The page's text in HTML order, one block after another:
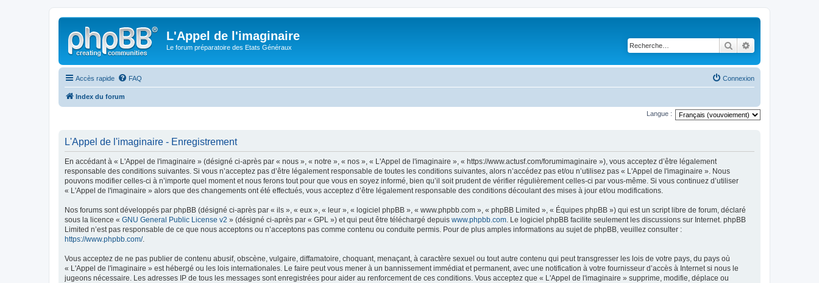
L'Appel de l'imaginaire
Le forum préparatoire des Etats Généraux Rechercher
Accès rapide FAQ Connexion
Index du forum
Langue :
L'Appel de l'imaginaire - Enregistrement
En accédant à « L'Appel de l'imaginaire » (désigné ci-après par « nous », « notre », « nos », « L'Appel de l'imaginaire », « https://www.actusf.com/forumimaginaire »), vous acceptez d’être légalement
responsable des conditions suivantes. Si vous n’acceptez pas d’être légalement responsable de toutes les conditions suivantes, alors n’accédez pas et/ou n’utilisez pas « L'Appel de l'imaginaire ». Nous
pouvons modifier celles-ci à n’importe quel moment et nous ferons tout pour que vous en soyez informé, bien qu’il soit prudent de vérifier régulièrement celles-ci par vous-même. Si vous continuez d’utiliser
« L'Appel de l'imaginaire » alors que des changements ont été effectués, vous acceptez d’être légalement responsable des conditions découlant des mises à jour et/ou modifications.
Nos forums sont développés par phpBB (désigné ci-après par « ils », « eux », « leur », « logiciel phpBB », « www.phpbb.com », « phpBB Limited », « Équipes phpBB ») qui est un script libre de forum, déclaré
sous la licence « GNU General Public License v2 » (désigné ci-après par « GPL ») et qui peut être téléchargé depuis www.phpbb.com. Le logiciel phpBB facilite seulement les discussions sur Internet. phpBB
Limited n’est pas responsable de ce que nous acceptons ou n’acceptons pas comme contenu ou conduite permis. Pour de plus amples informations au sujet de phpBB, veuillez consulter :
https://www.phpbb.com/.
Vous acceptez de ne pas publier de contenu abusif, obscène, vulgaire, diffamatoire, choquant, menaçant, à caractère sexuel ou tout autre contenu qui peut transgresser les lois de votre pays, du pays où
« L'Appel de l'imaginaire » est hébergé ou les lois internationales. Le faire peut vous mener à un bannissement immédiat et permanent, avec une notification à votre fournisseur d’accès à Internet si nous le
jugeons nécessaire. Les adresses IP de tous les messages sont enregistrées pour aider au renforcement de ces conditions. Vous acceptez que « L'Appel de l'imaginaire » supprime, modifie, déplace ou